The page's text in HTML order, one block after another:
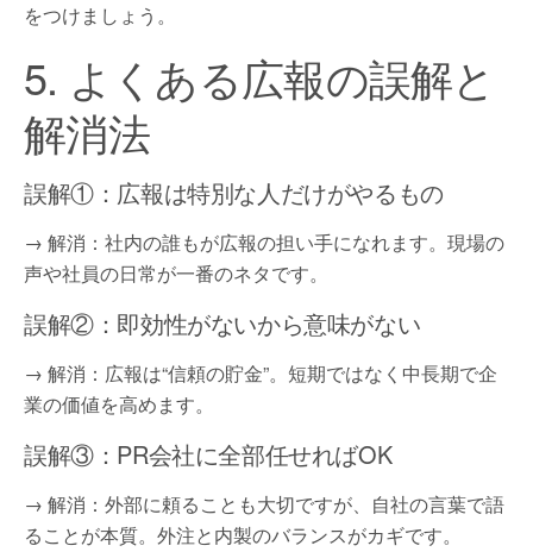
をつけましょう。
5. よくある広報の誤解と
解消法
誤解①：広報は特別な人だけがやるもの
→ 解消：社内の誰もが広報の担い手になれます。現場の
声や社員の日常が一番のネタです。
誤解②：即効性がないから意味がない
→ 解消：広報は“信頼の貯金”。短期ではなく中長期で企
業の価値を高めます。
誤解③：PR会社に全部任せればOK
→ 解消：外部に頼ることも大切ですが、自社の言葉で語
ることが本質。外注と内製のバランスがカギです。